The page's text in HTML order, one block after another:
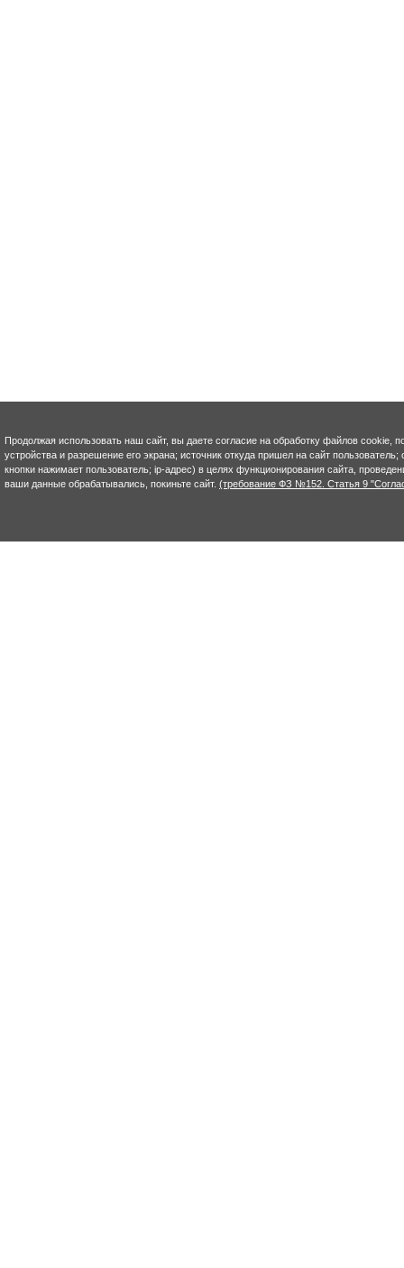
Продолжая использовать наш сайт, вы даете согласие на обработку файлов cookie,
устройства и разрешение его экрана; источник откуда пришел на сайт
кнопки нажимает пользователь; ip-адрес) в целях функционирования сайта,
ваши данные обрабатывались, покиньте сайт. (требование ФЗ №152. Статья 9